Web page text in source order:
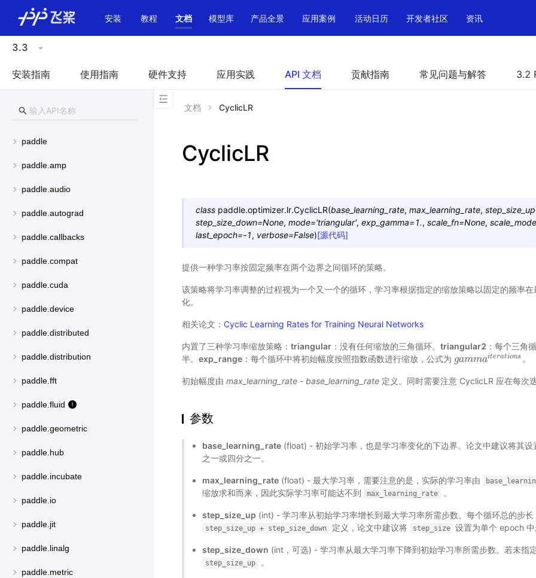
安装 教程 文档 模型库 产品全景 应用案例 活动日历 开发者社区 资讯
3.3
安装指南 使用指南 硬件支持 应用实践 API 文档 贡献指南 常见问题与解答 3.2
paddle
paddle.amp
paddle.audio
paddle.autograd
paddle.callbacks
paddle.compat
paddle.cuda
paddle.device
paddle.distributed
paddle.distribution
paddle.fft
paddle.fluid
paddle.geometric
paddle.hub
paddle.incubate
paddle.io
paddle.jit
paddle.linalg
paddle.metric
文档 CyclicLR
CyclicLR
class paddle.optimizer.lr.CyclicLR(base_learning_rate, max_learning_rate, step_size_up
step_size_down=None, mode='triangular', exp_gamma=1., scale_fn=None, scale_mode
last_epoch=-1, verbose=False)[源代码]
提供一种学习率按固定频率在两个边界之间循环的策略。
该策略将学习率调整的过程视为一个又一个的循环，学习率根据指定的缩放策略以固定的频率
化。
相关论文： Cyclic Learning Rates for Training Neural Networks
内置了三种学习率缩放策略： triangular ：没有任何缩放的三角循环。 triangular2 ：每个三角
半。 exp_range ：每个循环中将初始幅度按照指数函数进行缩放，公式为 gammaiterations
gammaiterations 。
初始幅度由 max_learning_rate - base_learning_rate 定义。同时需要注意 CyclicLR 应在每次
参数
base_learning_rate (float) - 初始学习率，也是学习率变化的下边界。论文中建议将其设
之一或四分之一。
max_learning_rate (float) - 最大学习率，需要注意的是，实际的学习率由
缩放求和而来，因此实际学习率可能达不到
max_learning_rate 。
step_size_up (int) - 学习率从初始学习率增长到最大学习率所需步数。每个循环总的步长
step_size_up + step_size_down 定义，论文中建议将 step_size 设置为单个 epoch 中
step_size_down (int，可选) - 学习率从最大学习率下降到初始学习率所需步数。若未指
step_size_up 。